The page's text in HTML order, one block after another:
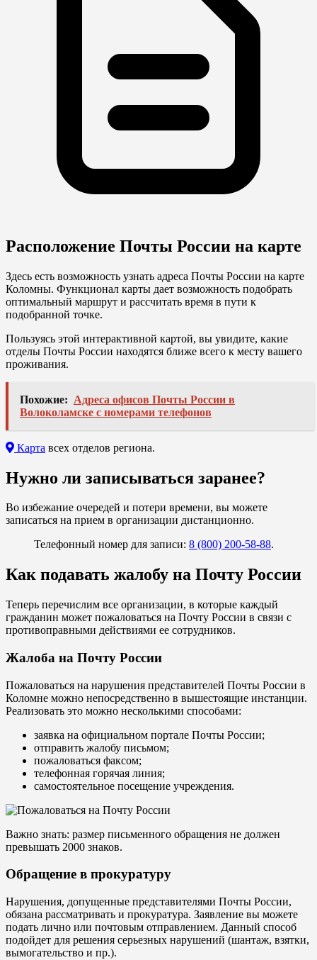
Расположение Почты России на карте
Здесь есть возможность узнать адреса Почты России на карте
Коломны. Функционал карты дает возможность подобрать
оптимальный маршрут и рассчитать время в пути к
подобранной точке.
Пользуясь этой интерактивной картой, вы увидите, какие
отделы Почты России находятся ближе всего к месту вашего
проживания.
Похожие: Адреса офисов Почты России в
Волоколамске с номерами телефонов
Карта всех отделов региона.
Нужно ли записываться заранее?
Во избежание очередей и потери времени, вы можете
записаться на прием в организации дистанционно.
Телефонный номер для записи: 8 (800) 200-58-88.
Как подавать жалобу на Почту России
Теперь перечислим все организации, в которые каждый
гражданин может пожаловаться на Почту России в связи с
противоправными действиями ее сотрудников.
Жалоба на Почту России
Пожаловаться на нарушения представителей Почты России в
Коломне можно непосредственно в вышестоящие инстанции.
Реализовать это можно несколькими способами:
заявка на официальном портале Почты России;
отправить жалобу письмом;
пожаловаться факсом;
телефонная горячая линия;
самостоятельное посещение учреждения.
Важно знать: размер письменного обращения не должен
превышать 2000 знаков.
Обращение в прокуратуру
Нарушения, допущенные представителями Почты России,
обязана рассматривать и прокуратура. Заявление вы можете
подать лично или почтовым отправлением. Данный способ
подойдет для решения серьезных нарушений (шантаж, взятки,
вымогательство и пр.).